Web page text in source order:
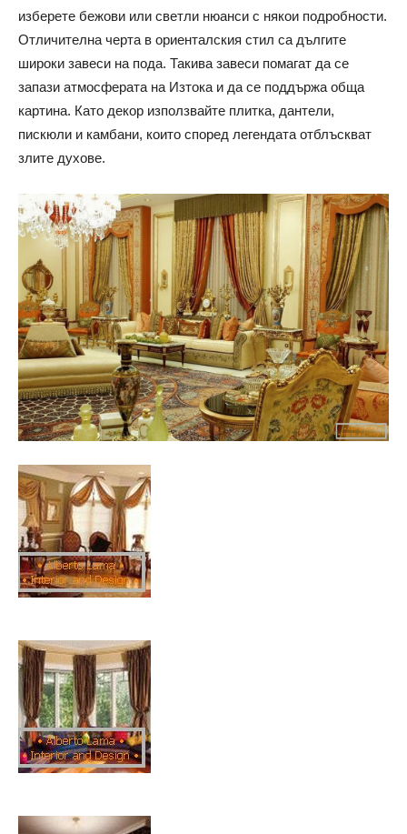
изберете бежови или светли нюанси с някои подробности.
Отличителна черта в ориенталския стил са дългите
широки завеси на пода. Такива завеси помагат да се
запази атмосферата на Изтока и да се поддържа обща
картина. Като декор използвайте плитка, дантели,
пискюли и камбани, които според легендата отблъскват
злите духове.